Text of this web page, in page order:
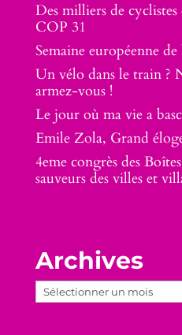
Des milliers de
COP 31
Semaine européenne
Un vélo dans le train ?
armez-vous !
Le jour où ma vie a
Emile Zola, Grand
4eme congrès des
sauveurs des villes et
Archives
Archives